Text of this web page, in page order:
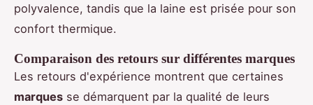
polyvalence, tandis que la laine est prisée pour son
confort thermique.
Comparaison des retours sur différentes marques
Les retours d'expérience montrent que certaines
marques se démarquent par la qualité de leurs